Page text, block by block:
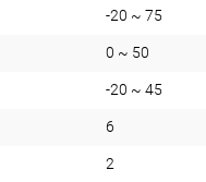
-20 ~ 75
0 ~ 50
-20 ~ 45
6
2